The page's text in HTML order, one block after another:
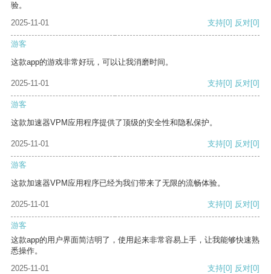
验。
2025-11-01
支持[0] 反对[0]
游客
这款app的游戏非常好玩，可以让我消磨时间。
2025-11-01 支持[0] 反对[0]
游客
这款加速器VPM应用程序提供了顶级的安全性和隐私保护。
2025-11-01 支持[0] 反对[0]
游客
这款加速器VPM应用程序已经为我们带来了无限的流畅体验。
2025-11-01 支持[0] 反对[0]
游客
这款app的用户界面简洁明了，使用起来非常容易上手，让我能够快速熟
悉操作。
2025-11-01
支持[0] 反对[0]